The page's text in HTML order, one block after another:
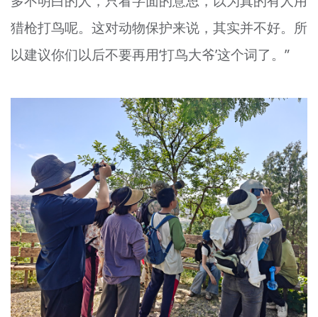
猎枪打鸟呢。这对动物保护来说，其实并不好。所
以建议你们以后不要再用‘打鸟大爷’这个词了。”